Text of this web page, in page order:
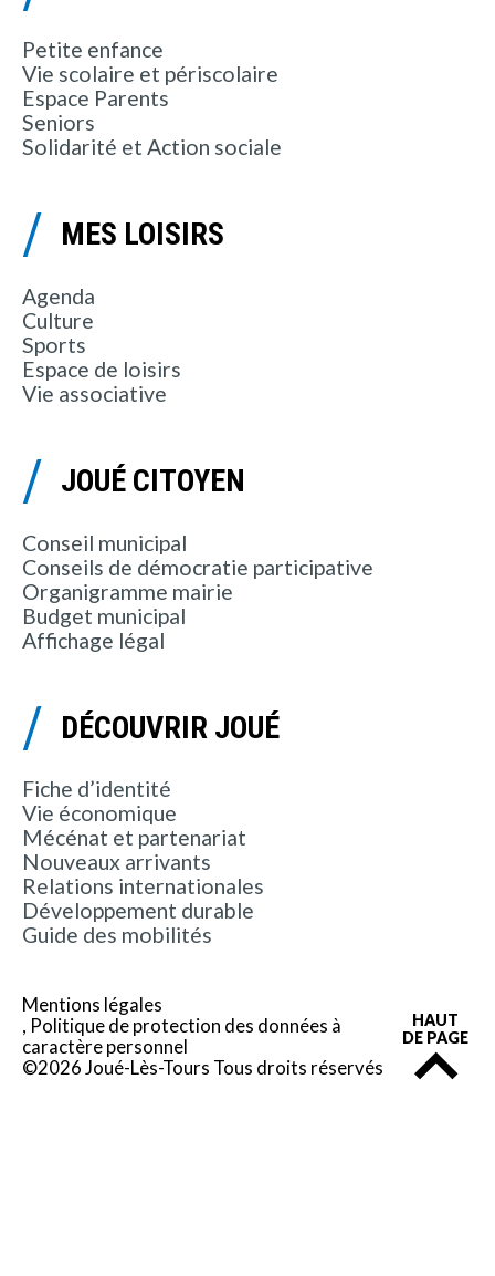
Petite enfance
Vie scolaire et périscolaire
Espace Parents
Seniors
Solidarité et Action sociale
MES LOISIRS
Agenda
Culture
Sports
Espace de loisirs
Vie associative
JOUÉ CITOYEN
Conseil municipal
Conseils de démocratie participative
Organigramme mairie
Budget municipal
Affichage légal
DÉCOUVRIR JOUÉ
Fiche d’identité
Vie économique
Mécénat et partenariat
Nouveaux arrivants
Relations internationales
Développement durable
Guide des mobilités
Mentions légales
Politique de protection des données à
caractère personnel
©2026 Joué-Lès-Tours Tous droits réservés
HAUT
DE PAGE